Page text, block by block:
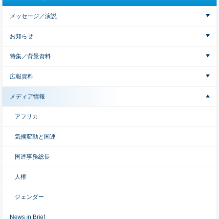
メッセージ／演説
お知らせ
特集／背景資料
広報資料
メディア情報
アフリカ
気候変動と国連
国連事務総長
人権
ジェンダー
News in Brief